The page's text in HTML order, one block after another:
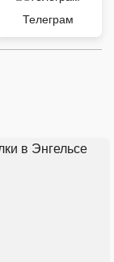
Телеграм